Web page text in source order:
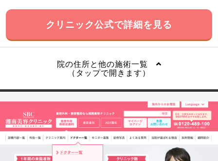
クリニック公式で詳細を見る
院の住所と他の施術一覧
（タップで開きます）